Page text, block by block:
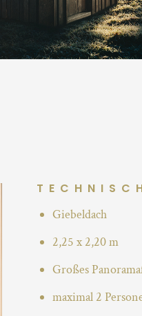
Giebeldach
2,25 x 2,20 m
Großes
maximal 2